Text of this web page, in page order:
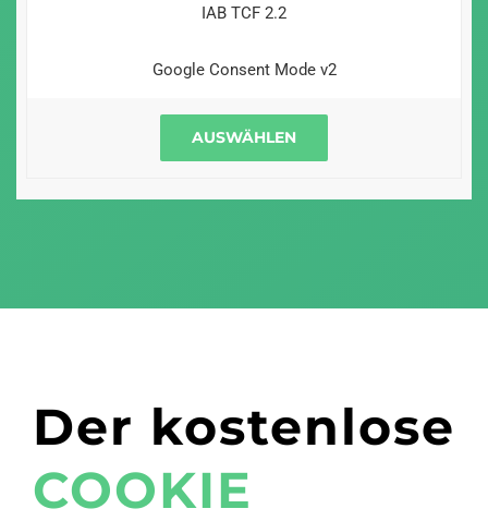
IAB TCF 2.2
Google Consent Mode v2
AUSWÄHLEN
Der kostenlose
COOKIE